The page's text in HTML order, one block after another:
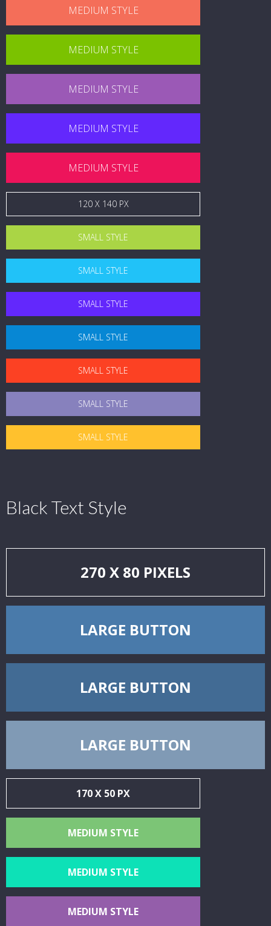
MEDIUM STYLE
MEDIUM STYLE
MEDIUM STYLE
MEDIUM STYLE
MEDIUM STYLE
120 X 140 PX
SMALL STYLE
SMALL STYLE
SMALL STYLE
SMALL STYLE
SMALL STYLE
SMALL STYLE
SMALL STYLE
Black Text Style
270 X 80 PIXELS
LARGE BUTTON
LARGE BUTTON
LARGE BUTTON
170 X 50 PX
MEDIUM STYLE
MEDIUM STYLE
MEDIUM STYLE